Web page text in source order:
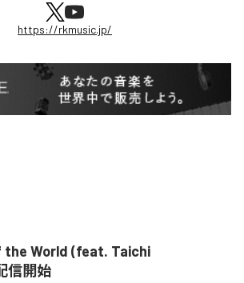
https://rkmusic.jp/
the World (feat. Taichi
信開始